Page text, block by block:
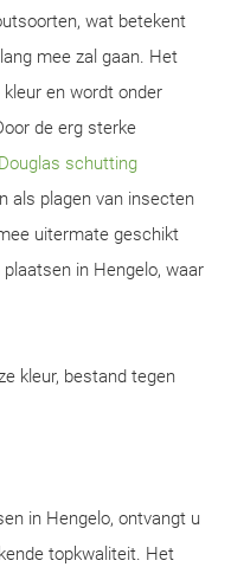
wat betekent
mee zal gaan. Het
en wordt onder
de erg sterke
Douglas schutting
als plagen van insecten
uitermate geschikt
in Hengelo, waar
kleur, bestand tegen
in Hengelo, ontvangt u
topkwaliteit. Het